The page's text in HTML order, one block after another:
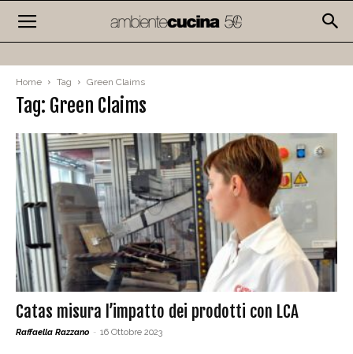
Home Tag Green Claims
Tag: Green Claims
Catas misura l’impatto dei prodotti con LCA
Raffaella Razzano - 16 Ottobre 2023